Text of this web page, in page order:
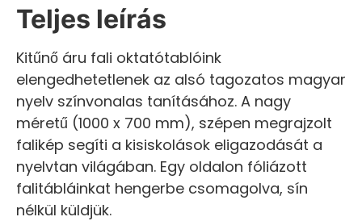
Teljes leírás
Kitűnő áru fali oktatótablóink
elengedhetetlenek az alsó tagozatos magyar
nyelv színvonalas tanításához. A nagy
méretű (1000 x 700 mm), szépen megrajzolt
falikép segíti a kisiskolások eligazodását a
nyelvtan világában. Egy oldalon fóliázott
falitábláinkat hengerbe csomagolva, sín
nélkül küldjük.